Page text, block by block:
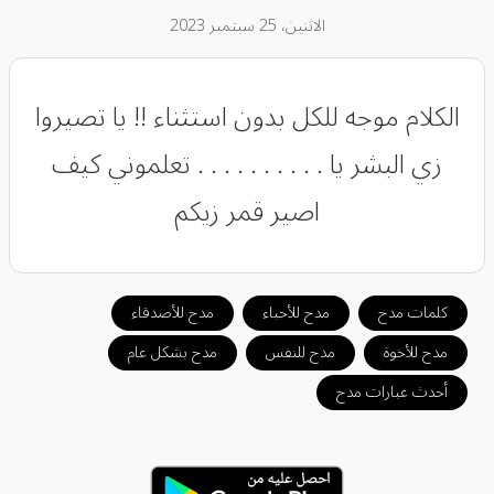
الاثنين، 25 سبتمبر 2023
الكلام موجه للكل بدون استثناء !! يا تصيروا
زي البشر يا . . . . . . . . . . تعلموني كيف
اصير قمر زيكم
كلمات مدح مدح للأحباء
مدح للأصدقاء
مدح للأخوة
مدح للنفس
مدح بشكل عام
أحدث عبارات مدح